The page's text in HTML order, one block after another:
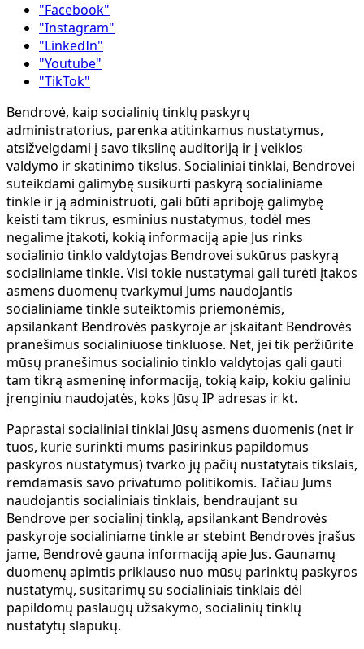
"Facebook"
"Instagram"
"LinkedIn"
"Youtube"
"TikTok"
Bendrovė, kaip socialinių tinklų paskyrų
administratorius, parenka atitinkamus nustatymus,
atsižvelgdami į savo tikslinę auditoriją ir į veiklos
valdymo ir skatinimo tikslus. Socialiniai tinklai, Bendrovei
suteikdami galimybę susikurti paskyrą socialiniame
tinkle ir ją administruoti, gali būti apriboję galimybę
keisti tam tikrus, esminius nustatymus, todėl mes
negalime įtakoti, kokią informaciją apie Jus rinks
socialinio tinklo valdytojas Bendrovei sukūrus paskyrą
socialiniame tinkle. Visi tokie nustatymai gali turėti įtakos
asmens duomenų tvarkymui Jums naudojantis
socialiniame tinkle suteiktomis priemonėmis,
apsilankant Bendrovės paskyroje ar įskaitant Bendrovės
pranešimus socialiniuose tinkluose. Net, jei tik peržiūrite
mūsų pranešimus socialinio tinklo valdytojas gali gauti
tam tikrą asmeninę informaciją, tokią kaip, kokiu galiniu
įrenginiu naudojatės, koks Jūsų IP adresas ir kt.
Paprastai socialiniai tinklai Jūsų asmens duomenis (net ir
tuos, kurie surinkti mums pasirinkus papildomus
paskyros nustatymus) tvarko jų pačių nustatytais tikslais,
remdamasis savo privatumo politikomis. Tačiau Jums
naudojantis socialiniais tinklais, bendraujant su
Bendrove per socialinį tinklą, apsilankant Bendrovės
paskyroje socialiniame tinkle ar stebint Bendrovės įrašus
jame, Bendrovė gauna informaciją apie Jus. Gaunamų
duomenų apimtis priklauso nuo mūsų parinktų paskyros
nustatymų, susitarimų su socialiniais tinklais dėl
papildomų paslaugų užsakymo, socialinių tinklų
nustatytų slapukų.